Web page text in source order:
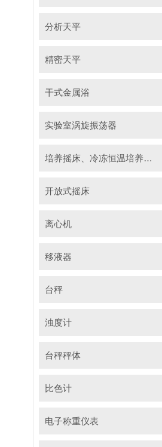
分析天平
精密天平
干式金属浴
实验室涡旋振荡器
培养摇床、冷冻恒温培养摇床
开放式摇床
离心机
移液器
台秤
浊度计
台秤秤体
比色计
电子称重仪表